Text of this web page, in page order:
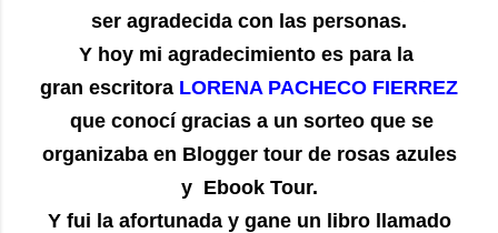
ser agradecida con las personas.
Y hoy mi agradecimiento es para la
gran escritora LORENA PACHECO FIERREZ
que conocí gracias a un sorteo que se
organizaba en Blogger tour de rosas azules
y Ebook Tour.
Y fui la afortunada y gane un libro llamado